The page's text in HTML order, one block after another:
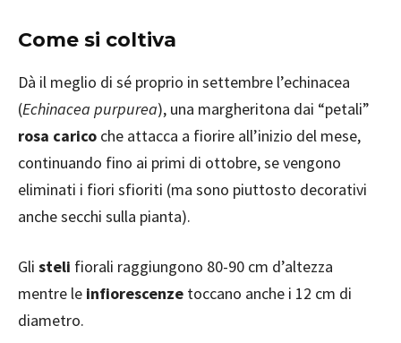
Come si coltiva
Dà il meglio di sé proprio in settembre l’echinacea
(Echinacea purpurea), una margheritona dai “petali”
rosa carico che attacca a fiorire all’inizio del mese,
continuando fino ai primi di ottobre, se vengono
eliminati i fiori sfioriti (ma sono piuttosto decorativi
anche secchi sulla pianta).
Gli steli fiorali raggiungono 80-90 cm d’altezza
mentre le infiorescenze toccano anche i 12 cm di
diametro.